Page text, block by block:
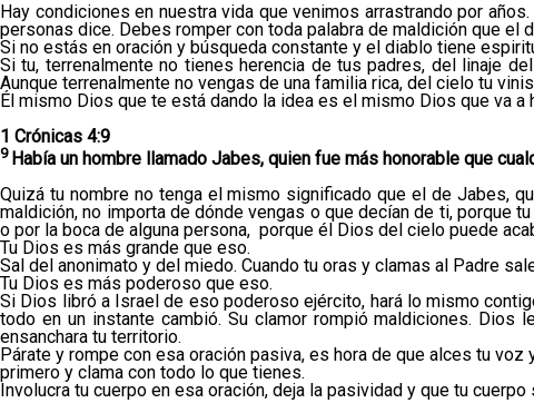
Hay condiciones en nuestra vida que venimos arrastrando por
personas dice. Debes romper con toda palabra de maldición que el
Si no estás en oración y búsqueda constante y el diablo tiene
Si tu, terrenalmente no tienes herencia de tus padres, del linaje
Aunque terrenalmente no vengas de una familia rica, del cielo tu
Él mismo Dios que te está dando la idea es el mismo Dios que va
1 Crónicas 4:9
9 Había un hombre llamado Jabes, quien fue más honorable que
Quizá tu nombre no tenga el mismo significado que el de Jabes,
maldición, no importa de dónde vengas o que decían de ti, porque
o por la boca de alguna persona, porque él Dios del cielo puede
Tu Dios es más grande que eso.
Sal del anonimato y del miedo. Cuando tu oras y clamas al Padre
Tu Dios es más poderoso que eso.
Si Dios libró a Israel de eso poderoso ejército, hará lo mismo
todo en un instante cambió. Su clamor rompió maldiciones.
ensanchara tu territorio.
Párate y rompe con esa oración pasiva, es hora de que alces tu
primero y clama con todo lo que tienes.
Involucra tu cuerpo en esa oración, deja la pasividad y que tu